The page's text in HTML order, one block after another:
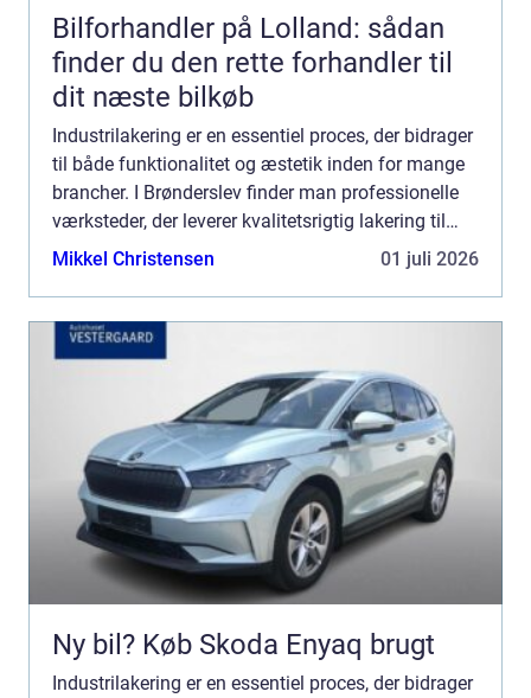
Bilforhandler på Lolland: sådan
finder du den rette forhandler til
dit næste bilkøb
Industrilakering er en essentiel proces, der bidrager
til både funktionalitet og æstetik inden for mange
brancher. I Brønderslev finder man professionelle
værksteder, der leverer kvalitetsrigtig lakering til
industrielt udsty...
Mikkel Christensen 01 juli 2026
Ny bil? Køb Skoda Enyaq brugt
Industrilakering er en essentiel proces, der bidrager